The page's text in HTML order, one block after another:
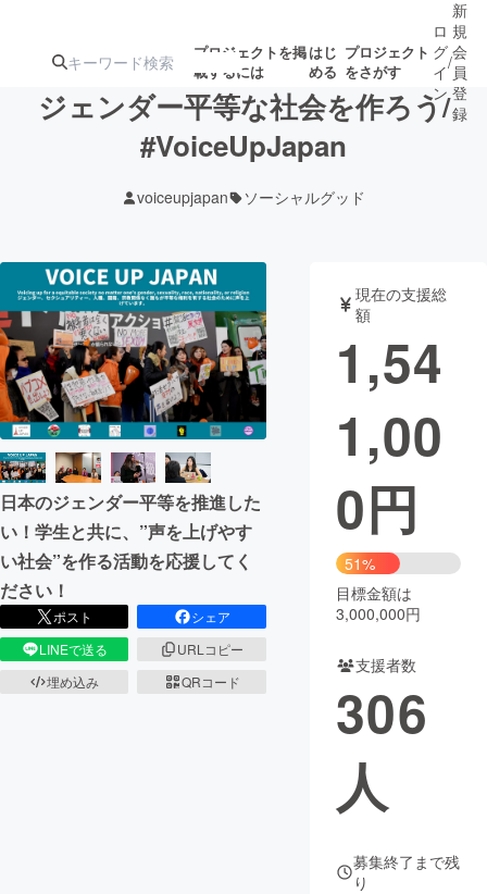
プロジェクトを掲
載するには
はじ
める
プロジェクト
をさがす
ターン
ジェクト
ロジェクト
アート・写真 音楽
テクノロジー・ガジェット ゲーム・サ
映像・映画
ビジネス・起業
まちづくり・地域活性化
CAMPFIRE Creation
CAMPFIREふるさと納税machi-ya コミュニティ
ロ
グ
イ
ン
/
新
規
会
員
登
録
ジェンダー平等な社会を作ろう/
#VoiceUpJapan
voiceupjapan ソーシャルグッド
日本のジェンダー平等を推進した
い！学生と共に、”声を上げやす
い社会”を作る活動を応援してく
ださい！
ポスト
シェア
LINEで送る
URLコピー
埋め込み
QRコード
現在の支援総
額
1,54
1,00
0円
51%
目標金額は
3,000,000円
支援者数
306
人
募集終了まで残
り